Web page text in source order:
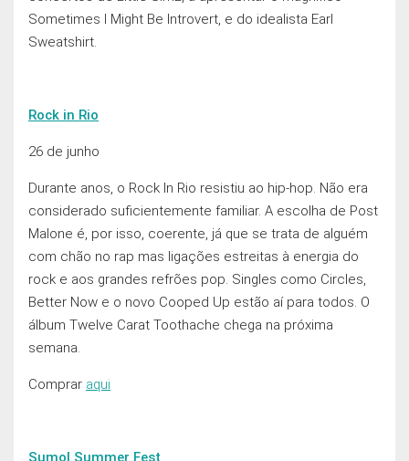
Sometimes I Might Be Introvert, e do idealista Earl
Sweatshirt.
Rock in Rio
26 de junho
Durante anos, o Rock In Rio resistiu ao hip-hop. Não era
considerado suficientemente familiar. A escolha de Post
Malone é, por isso, coerente, já que se trata de alguém
com chão no rap mas ligações estreitas à energia do
rock e aos grandes refrões pop. Singles como Circles,
Better Now e o novo Cooped Up estão aí para todos. O
álbum Twelve Carat Toothache chega na próxima
semana.
Comprar aqui
Sumol Summer Fest